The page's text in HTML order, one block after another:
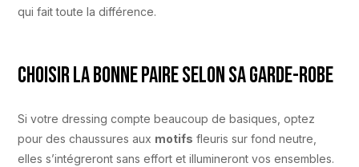
qui fait toute la différence.
Choisir la bonne paire selon sa garde-robe
Si votre dressing compte beaucoup de basiques, optez
pour des chaussures aux motifs fleuris sur fond neutre,
elles s’intégreront sans effort et illumineront vos ensembles.